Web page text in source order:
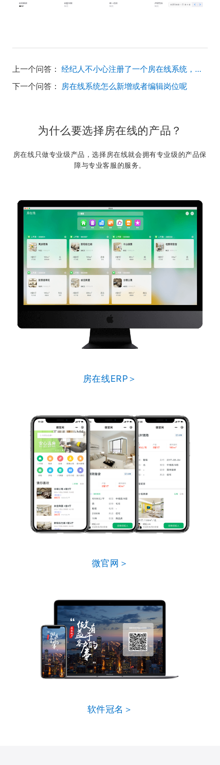
上一个问答：
经纪人不小心注册了一个房在线系统，怎么注销呢
下一个问答：
房在线系统怎么新增或者编辑岗位呢
为什么要选择房在线的产品？
房在线只做专业级产品，选择房在线就会拥有专业级的产品保
障与专业客服的服务。
房在线ERP＞
微官网＞
软件冠名＞